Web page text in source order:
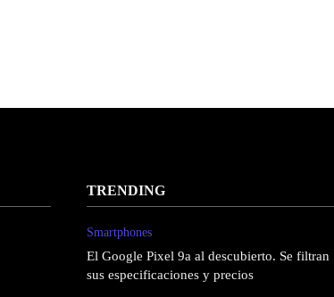
TRENDING
Smartphones
El Google Pixel 9a al descubierto. Se filtran
sus especificaciones y precios